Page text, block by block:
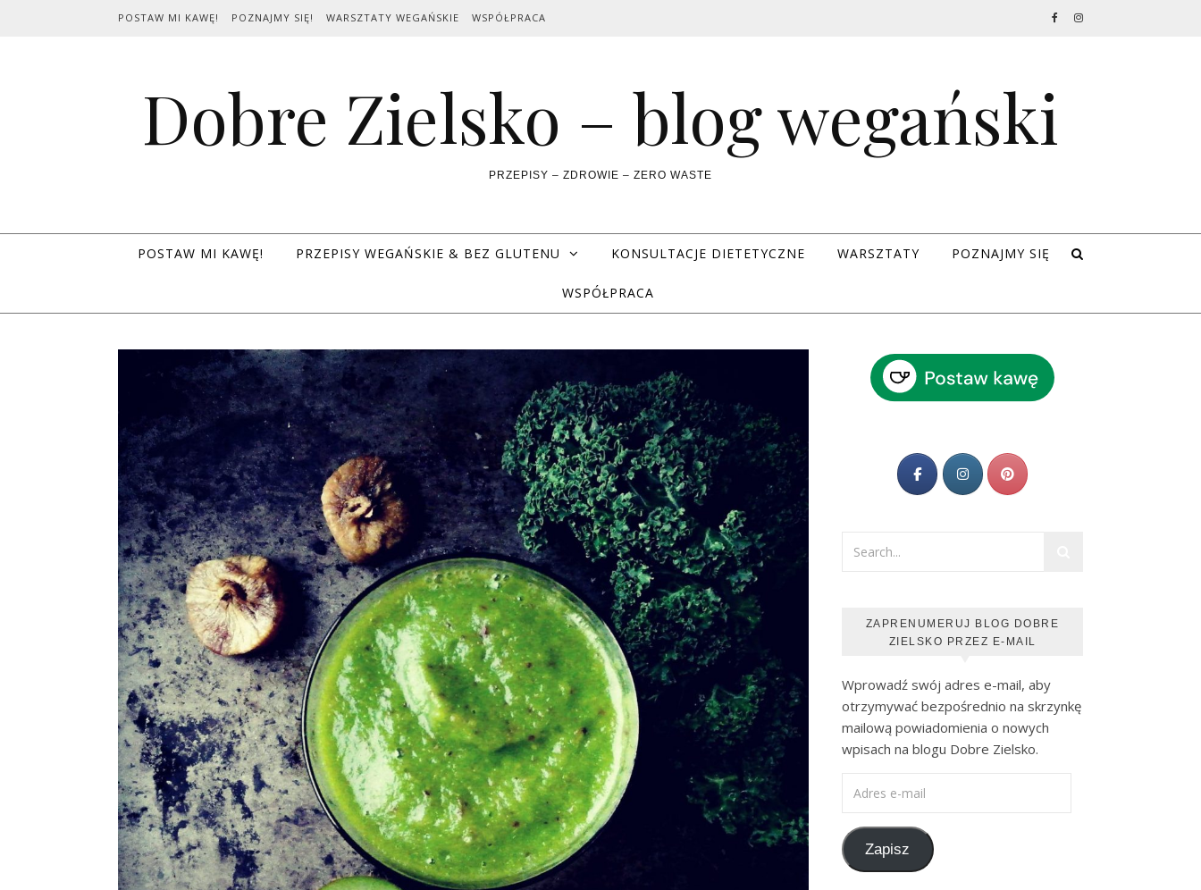
POSTAW MI KAWĘ! POZNAJMY SIĘ! WARSZTATY WEGAŃSKIE WSPÓŁPRACA
Dobre Zielsko – blog wegański
PRZEPISY – ZDROWIE – ZERO WASTE
POSTAW MI KAWĘ! PRZEPISY WEGAŃSKIE & BEZ GLUTENU KONSULTACJE DIETETYCZNE WARSZTATY POZNAJMY SIĘ
WSPÓŁPRACA
ZAPRENUMERUJ BLOG DOBRE
ZIELSKO PRZEZ E-MAIL
Wprowadź swój adres e-mail, aby
otrzymywać bezpośrednio na skrzynkę
mailową powiadomienia o nowych
wpisach na blogu Dobre Zielsko.
Zapisz